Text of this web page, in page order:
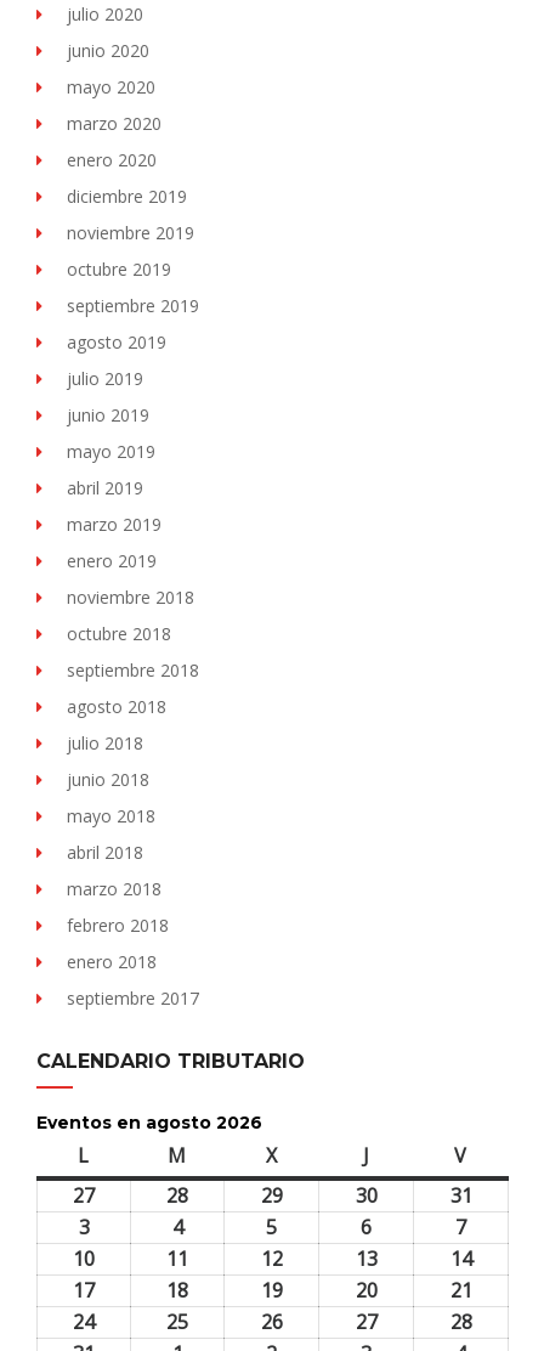
julio 2020
junio 2020
mayo 2020
marzo 2020
enero 2020
diciembre 2019
noviembre 2019
octubre 2019
septiembre 2019
agosto 2019
julio 2019
junio 2019
mayo 2019
abril 2019
marzo 2019
enero 2019
noviembre 2018
octubre 2018
septiembre 2018
agosto 2018
julio 2018
junio 2018
mayo 2018
abril 2018
marzo 2018
febrero 2018
enero 2018
septiembre 2017
CALENDARIO TRIBUTARIO
Eventos en agosto 2026
L M Xmiércoles J Vviernes
2727
28 2929
2026
3030
2026
31
2026
33
agosto,
2026
44
agosto,
2026
5
agosto,
2026
6
agosto,
2026
77
agosto,
2026
10
agosto,
2026
11 1212
agosto,
2026
1313
agosto,
2026
1414
2026
1717
agosto,
18 1919
agosto,
2020
agosto,
21
agosto,
2424
25 2626
2727
2828